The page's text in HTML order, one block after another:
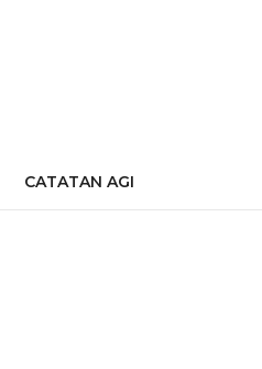
CATATAN AGI